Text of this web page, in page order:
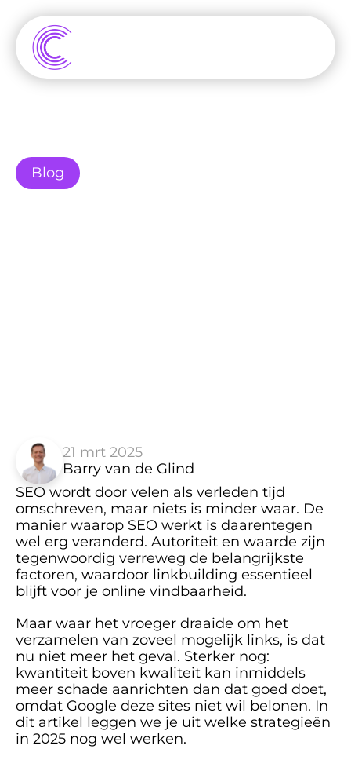
Blog
21 mrt 2025
Barry van de Glind
SEO wordt door velen als verleden tijd
omschreven, maar niets is minder waar. De
manier waarop SEO werkt is daarentegen
wel erg veranderd. Autoriteit en waarde zijn
tegenwoordig verreweg de belangrijkste
factoren, waardoor linkbuilding essentieel
blijft voor je online vindbaarheid.
Maar waar het vroeger draaide om het
verzamelen van zoveel mogelijk links, is dat
nu niet meer het geval. Sterker nog:
kwantiteit boven kwaliteit kan inmiddels
meer schade aanrichten dan dat goed doet,
omdat Google deze sites niet wil belonen. In
dit artikel leggen we je uit welke strategieën
in 2025 nog wel werken.